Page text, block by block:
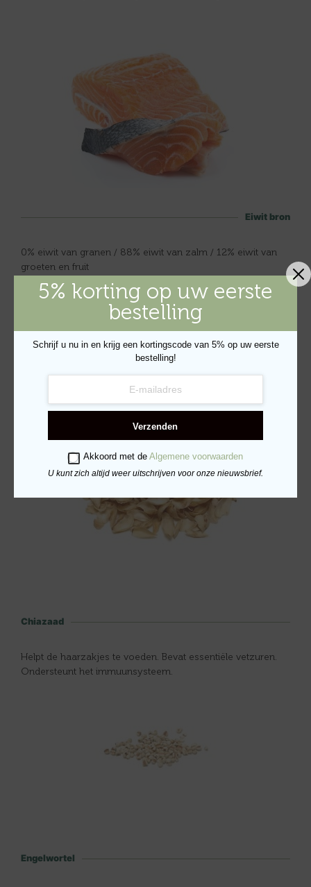
Eiwit bron
0% eiwit van granen / 88% eiwit van zalm / 12% eiwit van
groeten en fruit
Leliewortel
Een rijke bron van vitaminen. Ondersteunt een gezonde
Chiazaad
Helpt de haarzakjes te voeden. Bevat essentiële vetzuren.
Ondersteunt het immuunsysteem.
Engelwortel
5% korting op uw eerste
bestelling
Schrijf u nu in en krijg een kortingscode van 5% op uw eerste
bestelling!
Verzenden
Akkoord met deAlgemene voorwaarden
U kunt zich altijd weer uitschrijven voor onze nieuwsbrief.